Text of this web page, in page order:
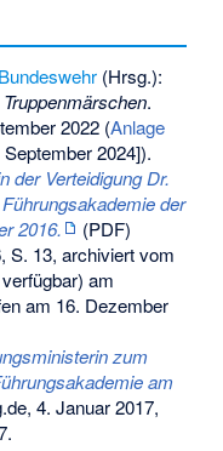
(Hrsg.):
.
2022 (Anlage
2024]).
der Verteidigung Dr.
der
2016.
(PDF)
S. 13, archiviert vom
am
am 16. Dezember
zum
am
4. Januar 2017,
.